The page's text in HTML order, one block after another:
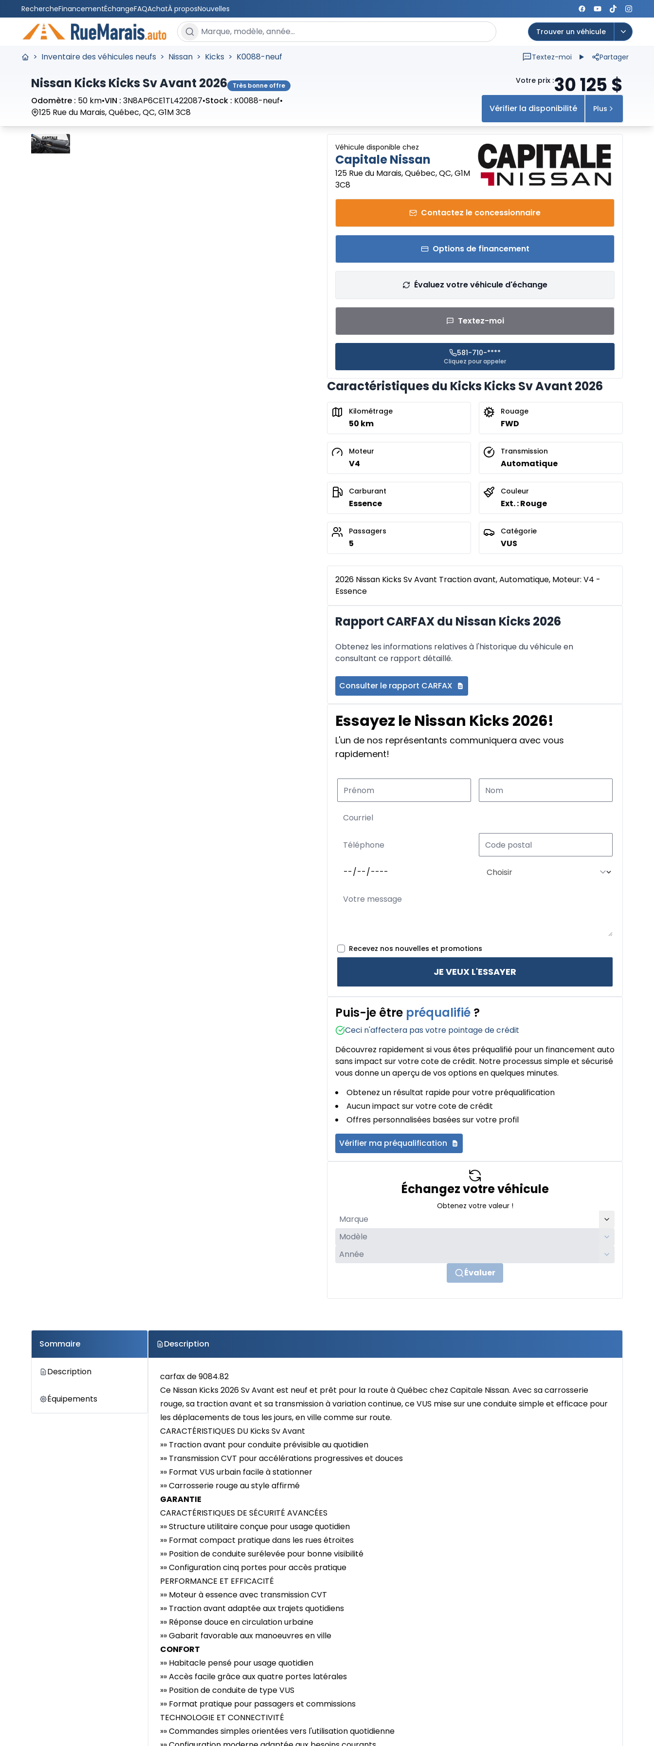
RechercheFinancementÉchangeFAQAchatÀ proposNouvelles
Rechercher un véhicule Trouver un véhicule
Open
> Inventaire des véhicules neufs > Nissan > Kicks > K0088-neuf Textez-moi Partager
Nissan Kicks Kicks Sv Avant 2026 Très bonne offre
Odomètre : 50 km•VIN : 3N8AP6CE1TL422087•Stock : K0088-neuf•
125 Rue du Marais, Québec, QC, G1M 3C8
Votre prix :30 125 $
Vérifier la disponibilité Plus
Véhicule disponible chez
Capitale Nissan
125 Rue du Marais, Québec, QC, G1M
3C8
Contactez le concessionnaire
Options de financement
Évaluez votre véhicule d'échange
Textez-moi
581-710-****
Cliquez pour appeler
Caractéristiques du Kicks Kicks Sv Avant 2026
Kilométrage
50 km
Rouage
FWD
Moteur
V4
Transmission
Automatique
Carburant
Essence
Couleur
Ext. : Rouge
Passagers
5
Catégorie
VUS
2026 Nissan Kicks Sv Avant Traction avant, Automatique, Moteur: V4 -
Essence
Rapport CARFAX du Nissan Kicks 2026
Obtenez les informations relatives à l'historique du véhicule en
consultant ce rapport détaillé.
Consulter le rapport CARFAX
Essayez le Nissan Kicks 2026!
L'un de nos représentants communiquera avec vous
rapidement!
Recevez nos nouvelles et promotions
JE VEUX L'ESSAYER
Puis-je être préqualifié ?
Ceci n'affectera pas votre pointage de crédit
Découvrez rapidement si vous êtes préqualifié pour un financement auto
sans impact sur votre cote de crédit. Notre processus simple et sécurisé
vous donne un aperçu de vos options en quelques minutes.
Obtenez un résultat rapide pour votre préqualification
Aucun impact sur votre cote de crédit
Offres personnalisées basées sur votre profil
Vérifier ma préqualification
Échangez votre véhicule
Obtenez votre valeur !
Évaluer
Sommaire
Description
Équipements
Description
carfax de 9084.82
Ce Nissan Kicks 2026 Sv Avant est neuf et prêt pour la route à Québec chez Capitale Nissan. Avec sa carrosserie
rouge, sa traction avant et sa transmission à variation continue, ce VUS mise sur une conduite simple et efficace pour
les déplacements de tous les jours, en ville comme sur route.
CARACTÉRISTIQUES DU Kicks Sv Avant
»» Traction avant pour conduite prévisible au quotidien
»» Transmission CVT pour accélérations progressives et douces
»» Format VUS urbain facile à stationner
»» Carrosserie rouge au style affirmé
GARANTIE
CARACTÉRISTIQUES DE SÉCURITÉ AVANCÉES
»» Structure utilitaire conçue pour usage quotidien
»» Format compact pratique dans les rues étroites
»» Position de conduite surélevée pour bonne visibilité
»» Configuration cinq portes pour accès pratique
PERFORMANCE ET EFFICACITÉ
»» Moteur à essence avec transmission CVT
»» Traction avant adaptée aux trajets quotidiens
»» Réponse douce en circulation urbaine
»» Gabarit favorable aux manoeuvres en ville
CONFORT
»» Habitacle pensé pour usage quotidien
»» Accès facile grâce aux quatre portes latérales
»» Position de conduite de type VUS
»» Format pratique pour passagers et commissions
TECHNOLOGIE ET CONNECTIVITÉ
»» Commandes simples orientées vers l'utilisation quotidienne